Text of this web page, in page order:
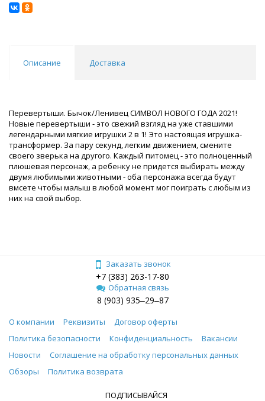
Описание Доставка
Перевертыши. Бычок/Ленивец СИМВОЛ НОВОГО ГОДА 2021!
Новые перевертыши - это свежий взгляд на уже ставшими
легендарными мягкие игрушки 2 в 1! Это настоящая игрушка-
трансформер. За пару секунд, легким движением, смените
своего зверька на другого. Каждый питомец - это полноценный
плюшевая персонаж, а ребенку не придется выбирать между
двумя любимыми животными - оба персонажа всегда будут
вмсете чтобы малыш в любой момент мог поиграть с любым из
них на свой выбор.
Заказать звонок
+7 (383) 263-17-80
Обратная связь
8 (903) 935‒29‒87
О компании Реквизиты
Договор оферты
Политика безопасности
Конфиденциальность
Вакансии
Новости
Соглашение на обработку персональных данных
Обзоры
Политика возврата
ПОДПИСЫВАЙСЯ